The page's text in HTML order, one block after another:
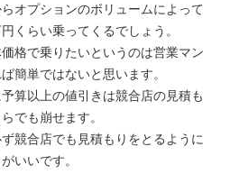
らオプションのボリュームによって
くらい乗ってくるでしょう。
格で乗りたいというのは営業マン
簡単ではないと思います。
算以上の値引きは競合店の見積も
でも崩せます。
競合店でも見積もりをとるように
いいです。